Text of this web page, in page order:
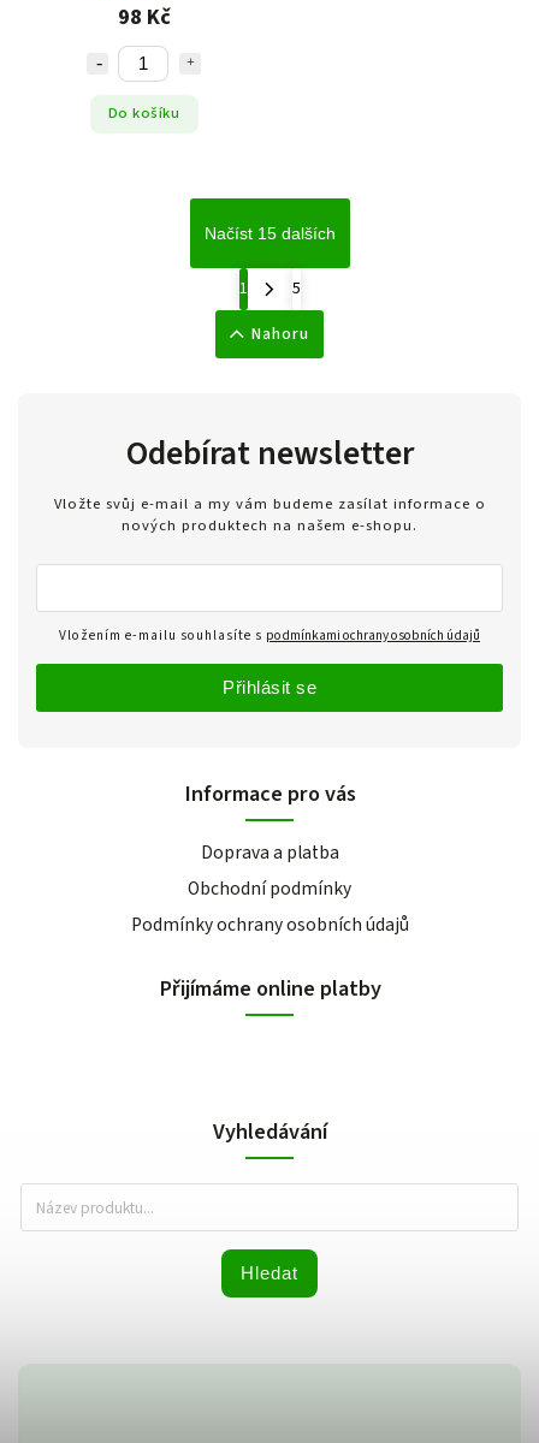
98 Kč
Do košíku
Načíst 15 dalších
1
5
Nahoru
Informace pro vás
Doprava a platba
Obchodní podmínky
Podmínky ochrany osobních údajů
Přijímáme online platby
Vyhledávání
Hledat
Odebírat newsletter
Vložte svůj e-mail a my vám budeme zasílat informace o
nových produktech na našem e-shopu.
Vložením e-mailu souhlasíte s podmínkami ochrany osobních údajů
Přihlásit se